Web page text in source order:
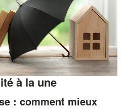
à la une
: comment mieux